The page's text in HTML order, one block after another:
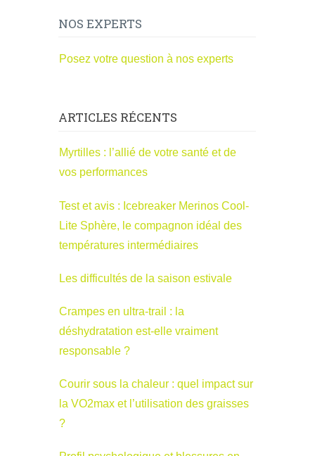
NOS EXPERTS
Posez votre question à nos experts
ARTICLES RÉCENTS
Myrtilles : l’allié de votre santé et de
vos performances
Test et avis : Icebreaker Merinos Cool-
Lite Sphère, le compagnon idéal des
températures intermédiaires
Les difficultés de la saison estivale
Crampes en ultra-trail : la
déshydratation est-elle vraiment
responsable ?
Courir sous la chaleur : quel impact sur
la VO2max et l’utilisation des graisses
?